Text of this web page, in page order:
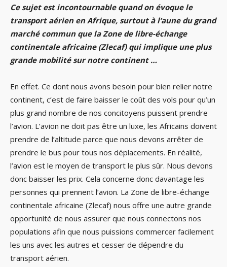
Ce sujet est incontournable quand on évoque le
transport aérien en Afrique, surtout à l’aune du grand
marché commun que la Zone de libre-échange
continentale africaine (Zlecaf) qui implique une plus
grande mobilité sur notre continent …
En effet. Ce dont nous avons besoin pour bien relier notre
continent, c’est de faire baisser le coût des vols pour qu’un
plus grand nombre de nos concitoyens puissent prendre
l’avion. L’avion ne doit pas être un luxe, les Africains doivent
prendre de l’altitude parce que nous devons arrêter de
prendre le bus pour tous nos déplacements. En réalité,
l’avion est le moyen de transport le plus sûr. Nous devons
donc baisser les prix. Cela concerne donc davantage les
personnes qui prennent l’avion. La Zone de libre-échange
continentale africaine (Zlecaf) nous offre une autre grande
opportunité de nous assurer que nous connectons nos
populations afin que nous puissions commercer facilement
les uns avec les autres et cesser de dépendre du
transport aérien.